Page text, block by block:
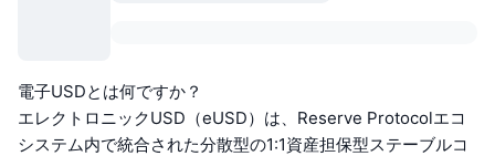
電子USDとは何ですか？
エレクトロニックUSD（eUSD）は、Reserve Protocolエコ
システム内で統合された分散型の1:1資産担保型ステーブルコ